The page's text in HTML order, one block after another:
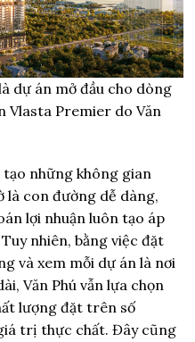
dự án mở đầu cho dòng
Vlasta Premier do Văn
những không gian
là con đường dễ dàng,
lợi nhuận luôn tạo áp
nhiên, bằng việc đặt
và xem mỗi dự án là nơi
Văn Phú vẫn lựa chọn
lượng đặt trên số
trị thực chất. Đây cũng